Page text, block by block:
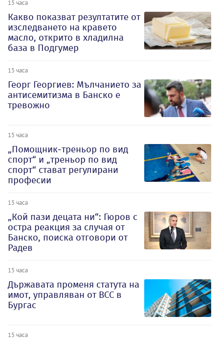
15 часа
Какво показват резултатите от
изследването на кравето
масло, открито в хладилна
база в Подгумер
15 часа
Георг Георгиев: Мълчанието за
антисемитизма в Банско е
тревожно
15 часа
„Помощник-треньор по вид
спорт“ и „треньор по вид
спорт“ стават регулирани
професии
15 часа
„Кой пази децата ни“: Гюров с
остра реакция за случая от
Банско, поиска отговори от
Радев
15 часа
Държавата променя статута на
имот, управляван от ВСС в
Бургас
15 часа